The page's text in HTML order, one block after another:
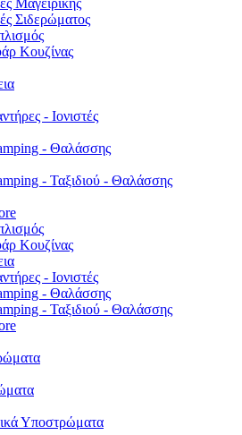
Μαγειρικής
Σιδερώματος
Κουζίνας
- Ιονιστές
- Θαλάσσης
- Ταξιδιού - Θαλάσσης
Κουζίνας
- Ιονιστές
- Θαλάσσης
- Ταξιδιού - Θαλάσσης
Υποστρώματα